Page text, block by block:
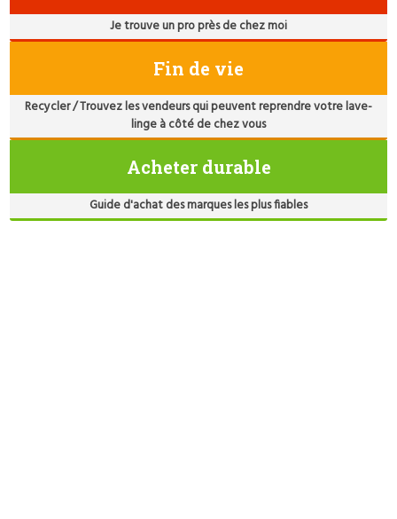
Je trouve un pro près de chez moi
Fin de vie
Recycler / Trouvez les vendeurs qui peuvent reprendre votre lave-
linge à côté de chez vous
Acheter durable
Guide d'achat des marques les plus fiables